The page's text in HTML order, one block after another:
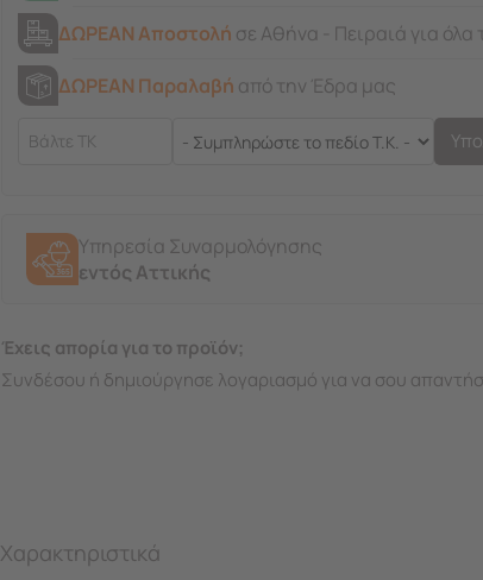
ΔΩΡΕΑΝ Αποστολή σε Αθήνα - Πειραιά για όλα
ΔΩΡΕΑΝ Παραλαβή από την Έδρα μας
Υπηρεσία Συναρμολόγησης
εντός Αττικής
Έχεις απορία για το προϊόν;
Συνδέσου ή δημιούργησε λογαριασμό για να σου
Χαρακτηριστικά